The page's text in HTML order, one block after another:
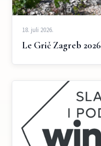
18. juli 2026.
Le Grič Zagreb 2026